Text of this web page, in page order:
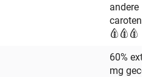
andere
60%
mg